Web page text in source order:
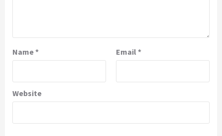
Name* Email*
Website